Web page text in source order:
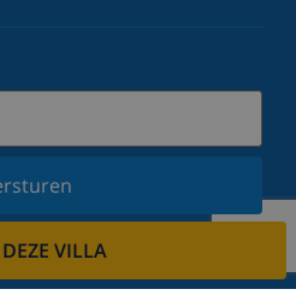
VILLAen blijf op de